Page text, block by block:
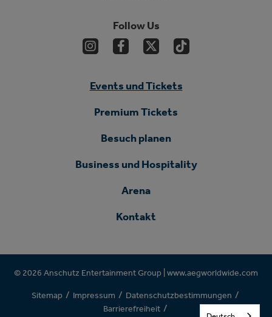
Follow Us
Events und Tickets
Premium Tickets
Besuch planen
Business und Hospitality
Arena
Kontakt
© 2026 Anschutz Entertainment Group | www.aegworldwide.com
Sitemap / Impressum / Datenschutzbestimmungen /
Barrierefreiheit /